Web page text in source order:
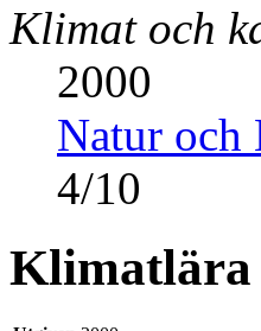
Klimat och
2000
Natur
4/10
Klimatlära